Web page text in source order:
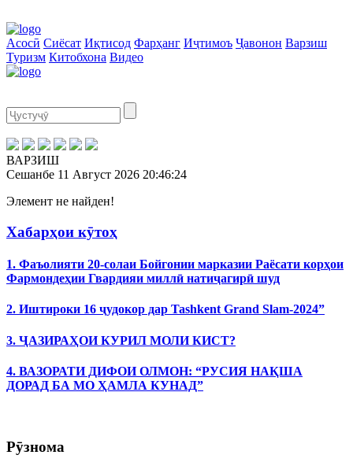
Асосӣ Сиёсат Иқтисод Фарҳанг Иҷтимоъ Ҷавонон Варзиш
Туризм Китобхона Видео
ВАРЗИШ
Сешанбе 11 Август 2026 20:46:24
Элемент не найден!
Хабарҳои кӯтоҳ
1. Фаъолияти 20-солаи Бойгонии марказии Раёсати корҳои
Фармондеҳии Гвардияи миллӣ натиҷагирӣ шуд
2. Иштироки 16 ҷудокор дар Tashkent Grand Slam-2024”
3. ҶАЗИРАҲОИ КУРИЛ МОЛИ КИСТ?
4. ВАЗОРАТИ ДИФОИ ОЛМОН: “РУСИЯ НАҚША
ДОРАД БА МО ҲАМЛА КУНАД”
Рӯзнома